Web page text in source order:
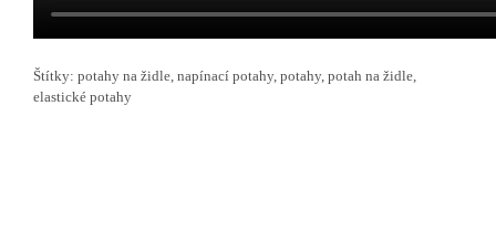
Štítky: potahy na židle, napínací potahy, potahy, potah na židle,
elastické potahy